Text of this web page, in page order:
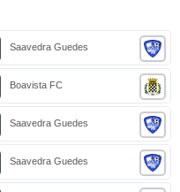
Saavedra Guedes
Boavista FC
Saavedra Guedes
Saavedra Guedes